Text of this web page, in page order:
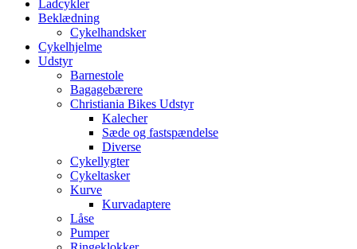
Ladcykler
Beklædning
Cykelhandsker
Cykelhjelme
Udstyr
Barnestole
Bagagebærere
Christiania Bikes Udstyr
Kalecher
Sæde og fastspændelse
Diverse
Cykellygter
Cykeltasker
Kurve
Kurvadaptere
Låse
Pumper